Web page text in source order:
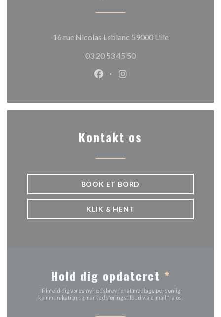
16 rue Nicolas Leblanc 59000 Lille((åbner i et nyt
03 20 53 45 50
Facebook ((åbner i et nyt
Instagram ((åbner i et nyt
Kontakt os
BOOK ET BORD
KLIK & HENT
Hold dig opdateret *
Tilmeld dig vores nyhedsbrev for at modtage personlig
kommunikation og markedsføringstilbud via e-mail fra os.